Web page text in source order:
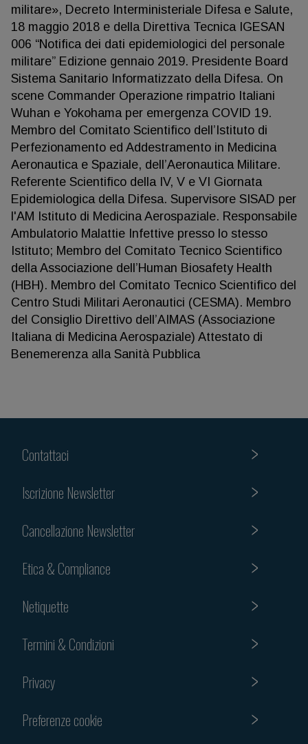
militare», Decreto Interministeriale Difesa e Salute,
18 maggio 2018 e della Direttiva Tecnica IGESAN
006 “Notifica dei dati epidemiologici del personale
militare” Edizione gennaio 2019. Presidente Board
Sistema Sanitario Informatizzato della Difesa. On
scene Commander Operazione rimpatrio Italiani
Wuhan e Yokohama per emergenza COVID 19.
Membro del Comitato Scientifico dell’Istituto di
Perfezionamento ed Addestramento in Medicina
Aeronautica e Spaziale, dell’Aeronautica Militare.
Referente Scientifico della IV, V e VI Giornata
Epidemiologica della Difesa. Supervisore SISAD per
l'AM Istituto di Medicina Aerospaziale. Responsabile
Ambulatorio Malattie Infettive presso lo stesso
Istituto; Membro del Comitato Tecnico Scientifico
della Associazione dell’Human Biosafety Health
(HBH). Membro del Comitato Tecnico Scientifico del
Centro Studi Militari Aeronautici (CESMA). Membro
del Consiglio Direttivo dell’AIMAS (Associazione
Italiana di Medicina Aerospaziale) Attestato di
Benemerenza alla Sanità Pubblica
Contattaci
Iscrizione Newsletter
Cancellazione Newsletter
Etica & Compliance
Netiquette
Termini & Condizioni
Privacy
Preferenze cookie